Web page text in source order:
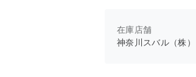
在庫店舗
神奈川スバル（株